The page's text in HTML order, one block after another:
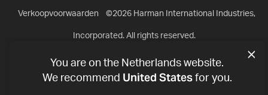
Verkoopvoorwaarden ©2026Harman International Industries,
Incorporated. All rights reserved.
You are on the Netherlands website.
We recommend United Statesfor you.